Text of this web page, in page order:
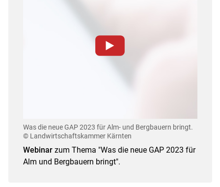
Einstellungen jederzeit einsehen und korrigieren
Akzeptieren
Cookies Einstellungen
Was die neue GAP 2023 für Alm-­ und Bergbauern bringt.
© Landwirtschaftskammer Kärnten
Webinar zum Thema "Was die neue GAP 2023 für
Alm­ und Bergbauern bringt".